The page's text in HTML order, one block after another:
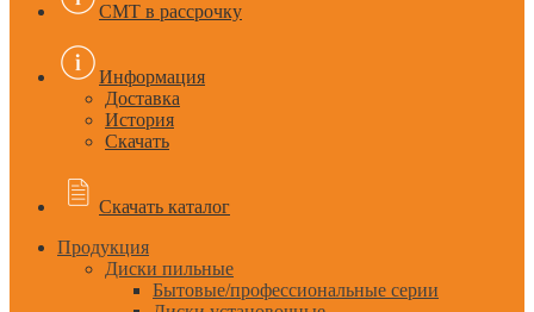
CMT в рассрочку
Информация
Доставка
История
Скачать
Скачать каталог
Продукция
Диски пильные
Бытовые/профессиональные серии